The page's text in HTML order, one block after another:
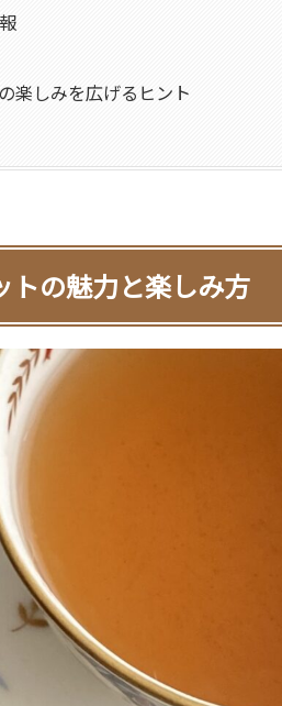
楽しみを広げるヒント
トの魅力と楽しみ方